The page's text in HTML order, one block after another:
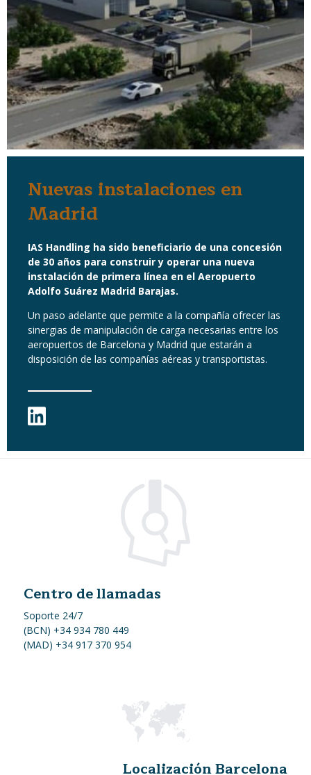
Nuevas instalaciones en
Madrid
IAS Handling ha sido beneficiario de una concesión
de 30 años para construir y operar una nueva
instalación de primera línea en el Aeropuerto
Adolfo Suárez Madrid Barajas.
Un paso adelante que permite a la compañía ofrecer las
sinergias de manipulación de carga necesarias entre los
aeropuertos de Barcelona y Madrid que estarán a
disposición de las compañías aéreas y transportistas.
Centro de llamadas
Soporte 24/7
(BCN) +34 934 780 449
(MAD) +34 917 370 954
Localización Barcelona